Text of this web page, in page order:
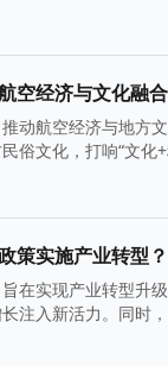
空经济与文化融
动航空经济与地方
俗文化，打响“文化
策实施产业转型？
在实现产业转型升
注入新活力。同时